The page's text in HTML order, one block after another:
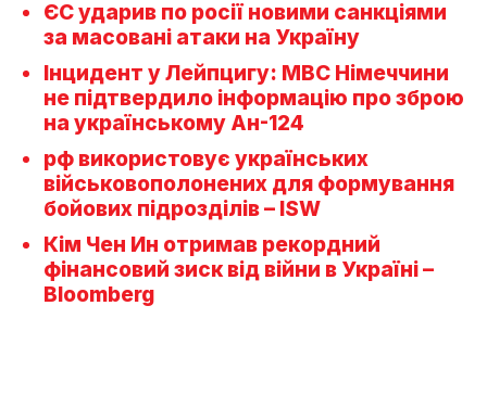
ЄС ударив по росії новими санкціями
за масовані атаки на Україну
Інцидент у Лейпцигу: МВС Німеччини
не підтвердило інформацію про зброю
на українському Ан-124
рф використовує українських
військовополонених для формування
бойових підрозділів – ISW
Кім Чен Ин отримав рекордний
фінансовий зиск від війни в Україні –
Bloomberg